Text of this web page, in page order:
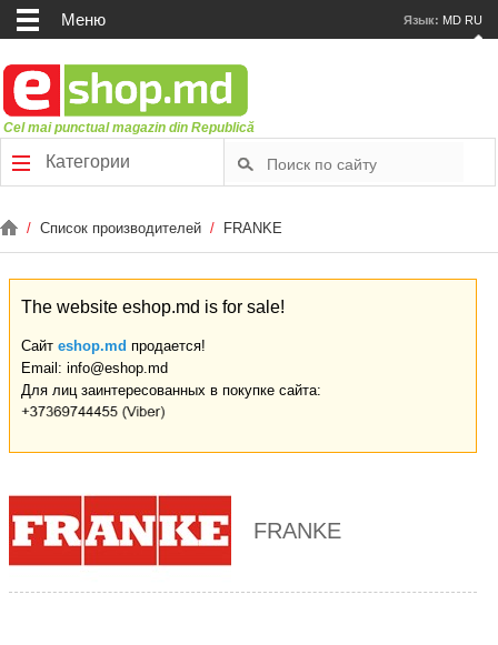
Меню Язык: MD RU
Cel mai punctual magazin din Republică
Категории
/ Список производителей / FRANKE
The website eshop.md is for sale!
Сайт eshop.md продается!
Email: info@eshop.md
Для лиц заинтересованных в покупке сайта:
FRANKE